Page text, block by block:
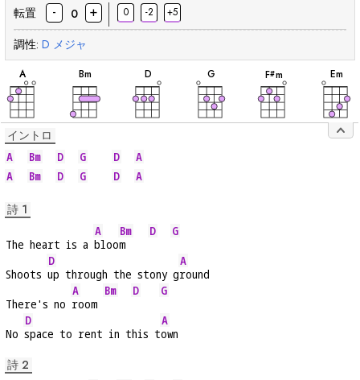
転置 - 0 + 0 -2 +5
調性: D メジャ
A
和
Bm
和
D
和
G
和
F#m
和
Em
和
イントロ
A Bm D G D
A
A
Bm D G D A
詩 1
The heart is a
A
bloo
Bm
m
D G
Shoots
D
up through the stony g
A
round
There's no
A
room
Bm D G
No
D
space to rent in this t
A
own
詩 2